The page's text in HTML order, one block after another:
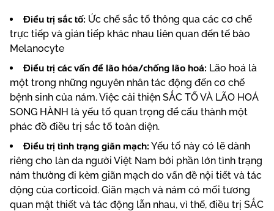
Điều trị sắc tố: Ức chế sắc tố thông qua các cơ chế
trực tiếp và gián tiếp khác nhau liên quan đến tế bào
Melanocyte
Điều trị các vấn đề lão hóa/chống lão hoá: Lão hoá là
một trong những nguyên nhân tác động đến cơ chế
bệnh sinh của nám. Việc cải thiện SẮC TỐ VÀ LÃO HOÁ
SONG HÀNH là yếu tố quan trọng để cấu thành một
phác đồ điều trị sắc tố toàn diện.
Điều trị tình trạng giãn mạch: Yếu tố này có lẽ dành
riêng cho làn da người Việt Nam bởi phần lớn tình trạng
nám thường đi kèm giãn mạch do vấn đề nội tiết và tác
động của corticoid. Giãn mạch và nám có mối tương
quan mật thiết và tác động lẫn nhau, vì thế, điều trị SẮC